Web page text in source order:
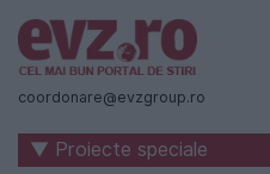
Știri
naționale
internaționale
coordonare@evzgroup.ro
▼ Proiecte speciale